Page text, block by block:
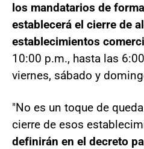
los mandatarios de
establecerá el cierre de
establecimientos
10:00 p.m., hasta las
viernes, sábado y
"No es un toque de
cierre de esos
definirán en el decreto